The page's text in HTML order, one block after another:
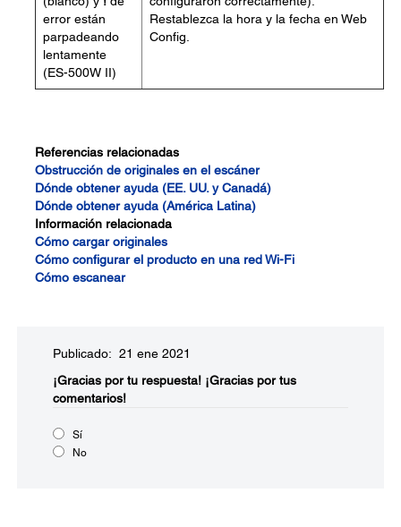
error están
parpadeando
lentamente
(ES-500W II)
Restablezca la hora y la fecha en Web
Config.
Referencias relacionadas
Obstrucción de originales en el escáner
Dónde obtener ayuda (EE. UU. y Canadá)
Dónde obtener ayuda (América Latina)
Información relacionada
Cómo cargar originales
Cómo configurar el producto en una red Wi-Fi
Cómo escanear
Publicado: 21 ene 2021
¡Gracias por tu respuesta! ¡Gracias por tus
comentarios!
Sí
No